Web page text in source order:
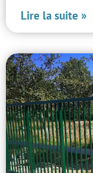
Lire la suite »